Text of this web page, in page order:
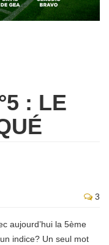
: LE
3
aujourd’hui la 5ème
indice? Un seul mot